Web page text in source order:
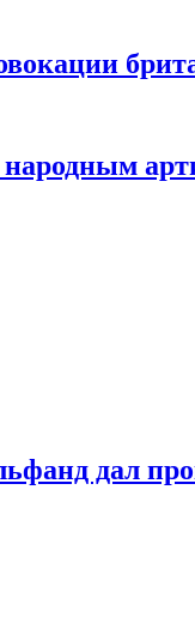
народным
дал